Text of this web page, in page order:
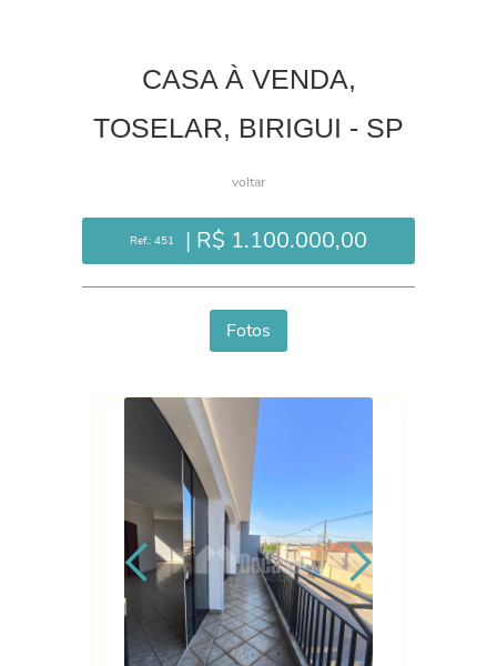
CASA À VENDA,
TOSELAR, BIRIGUI - SP
voltar
Ref.: 451 | R$ 1.100.000,00
Fotos